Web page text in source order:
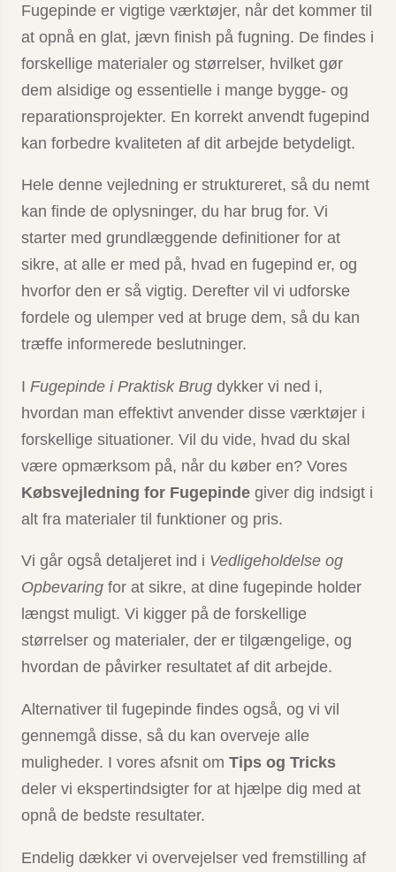
Fugepinde er vigtige værktøjer, når det kommer til
at opnå en glat, jævn finish på fugning. De findes i
forskellige materialer og størrelser, hvilket gør
dem alsidige og essentielle i mange bygge- og
reparationsprojekter. En korrekt anvendt fugepind
kan forbedre kvaliteten af dit arbejde betydeligt.
Hele denne vejledning er struktureret, så du nemt
kan finde de oplysninger, du har brug for. Vi
starter med grundlæggende definitioner for at
sikre, at alle er med på, hvad en fugepind er, og
hvorfor den er så vigtig. Derefter vil vi udforske
fordele og ulemper ved at bruge dem, så du kan
træffe informerede beslutninger.
I Fugepinde i Praktisk Brug dykker vi ned i,
hvordan man effektivt anvender disse værktøjer i
forskellige situationer. Vil du vide, hvad du skal
være opmærksom på, når du køber en? Vores
Købsvejledning for Fugepinde giver dig indsigt i
alt fra materialer til funktioner og pris.
Vi går også detaljeret ind i Vedligeholdelse og
Opbevaring for at sikre, at dine fugepinde holder
længst muligt. Vi kigger på de forskellige
størrelser og materialer, der er tilgængelige, og
hvordan de påvirker resultatet af dit arbejde.
Alternativer til fugepinde findes også, og vi vil
gennemgå disse, så du kan overveje alle
muligheder. I vores afsnit om Tips og Tricks
deler vi ekspertindsigter for at hjælpe dig med at
opnå de bedste resultater.
Endelig dækker vi overvejelser ved fremstilling af